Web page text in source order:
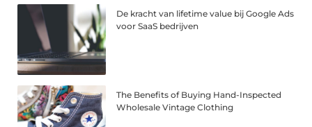
De kracht van lifetime value bij Google Ads
voor SaaS bedrijven
The Benefits of Buying Hand-Inspected
Wholesale Vintage Clothing